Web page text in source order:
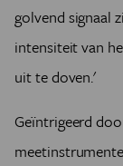
golvend signaal
intensiteit van
uit te doven.'
Geïntrigeerd